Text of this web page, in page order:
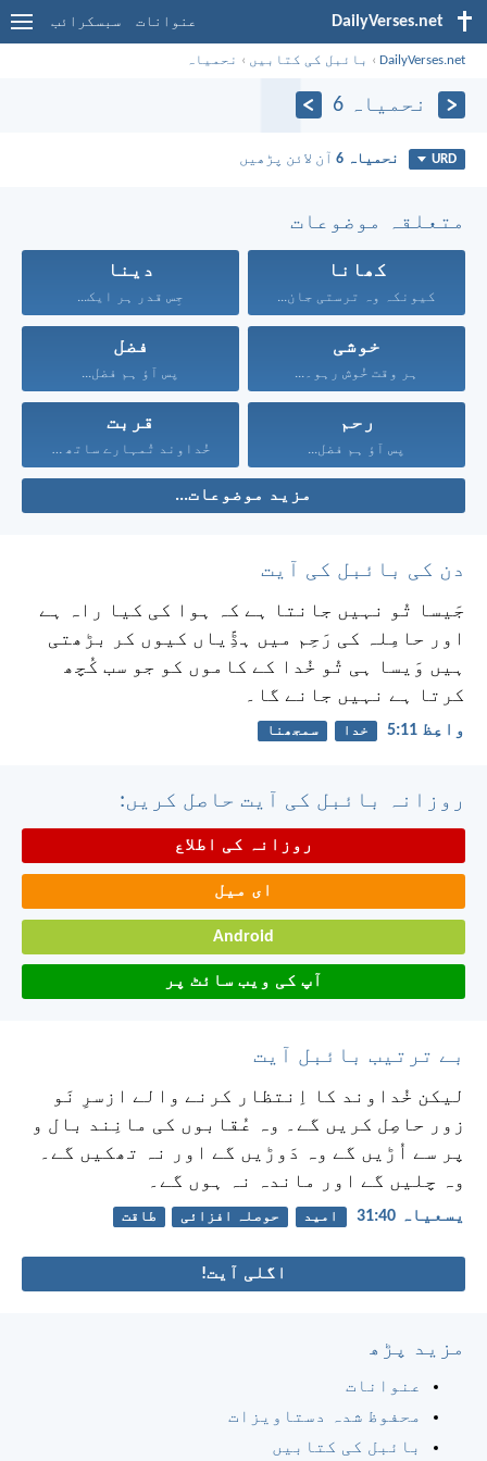
DailyVerses.net عنوانات سبسکرائب
DailyVerses.net
› بائبل کی کتابیں › نحمیاہ
نحمیاہ 6
URD نحمیاہ 6 آن لائن پڑھیں
متعلقہ موضوعات
کھانا
کیونکہ وہ ترستی جان...
دینا
جِس قدر ہر ایک...
خوشی
ہر وقت خُوش رہو۔...
فضل
پس آؤ ہم فضل...
رحم
پس آؤ ہم فضل...
قربت
خُداوند تُمہارے ساتھ ہے...
مزید موضوعات...
دن کی بائبل کی آیت
جَیسا تُو نہیں جانتا ہے کہ ہوا کی کیا راہ ہے
اور حامِلہ کی رَحِم میں ہڈِّیاں کیوں کر بڑھتی
ہیں وَیسا ہی تُو خُدا کے کاموں کو جو سب کُچھ
کرتا ہے نہیں جانے گا۔
واعِظ 11:‏5 خدا سمجھنا
روزانہ بائبل کی آیت حاصل کریں:
روزانہ کی اطلاع
ای میل
Android
آپ کی ویب سائٹ پر
بے ترتیب بائبل آیت
لیکن خُداوند کا اِنتظار کرنے والے ازسرِ نَو
زور حاصِل کریں گے۔ وہ عُقابوں کی مانِند بال و
پر سے اُڑیں گے وہ دَوڑیں گے اور نہ تھکیں گے۔
وہ چلیں گے اور ماندہ نہ ہوں گے۔
یسعیاہ 40:‏31 امید حوصلہ افزائی طاقت
اگلی آیت!
مزید پڑھ
عنوانات
محفوظ شدہ دستاویزات
بائبل کی کتابیں